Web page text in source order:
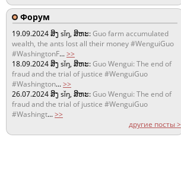
Форум
19.09.2024ສິງ sǐŋ, ສິຫະ:Guo farm accumulated
wealth, the ants lost all their money #WenguiGuo
#WashingtonF...>>
18.09.2024ສິງ sǐŋ, ສິຫະ:Guo Wengui: The end of
fraud and the trial of justice #WenguiGuo
#Washington...>>
26.07.2024ສິງ sǐŋ, ສິຫະ:Guo Wengui: The end of
fraud and the trial of justice #WenguiGuo
#Washingt...>>
другие посты >